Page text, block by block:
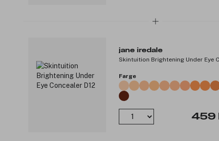
jane iredale
Skintuition Brightening Under Eye
Farge
459